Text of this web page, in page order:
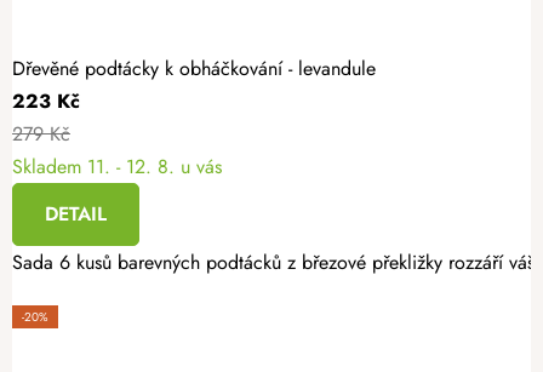
Dřevěné podtácky k obháčkování - levandule
223 Kč
279 Kč
Skladem 11. - 12. 8. u vás
DETAIL
Sada 6 kusů barevných podtácků z březové překližky rozzáří
-20%